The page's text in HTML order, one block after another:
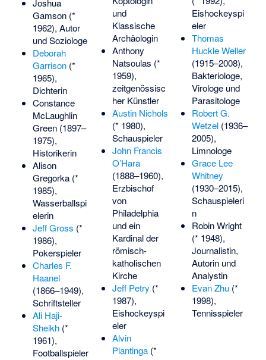
Joshua
Gamson(*
1962), Autor
und Soziologe
Deborah
Garrison(*
1965),
Dichterin
Constance
McLaughlin
Green(1897–
1975),
Historikerin
Alison
Gregorka(*
1985),
Wasserballspi
elerin
Jeff Gross (*
1986),
Pokerspieler
Charles F.
Haanel
(1866–1949),
Schriftsteller
Ali Haji-
Sheikh(*
1961),
Footballspieler
und
Klassische
Archäologin
Anthony
Natsoulas (*
1959),
zeitgenössisc
her Künstler
Austin Nichols
(* 1980),
Schauspieler
John Francis
O’Hara
(1888–1960),
Erzbischof
von
Philadelphia
und ein
Kardinal der
römisch-
katholischen
Kirche
Jeff Petry (*
1987),
Eishockeyspi
eler
Alvin
Plantinga(*
Eishockeyspi
eler
Thomas
Huckle Weller
(1915–2008),
Bakteriologe,
Virologe und
Parasitologe
Robert G.
Wetzel(1936–
2005),
Limnologe
Grace Lee
Whitney
(1930–2015),
Schauspieleri
n
Robin Wright
(* 1948),
Journalistin,
Autorin und
Analystin
Evan Zhu(*
1998),
Tennisspieler